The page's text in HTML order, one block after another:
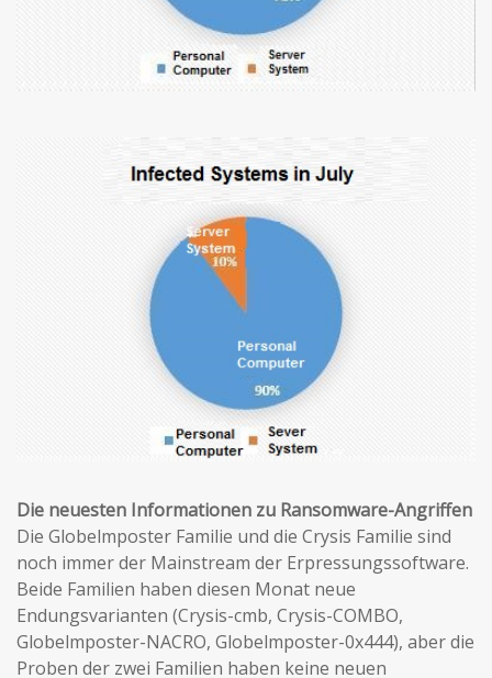
Die neuesten Informationen zu Ransomware-Angriffen
Die Globelmposter Familie und die Crysis Familie sind
noch immer der Mainstream der Erpressungssoftware.
Beide Familien haben diesen Monat neue
Endungsvarianten (Crysis-cmb, Crysis-COMBO,
Globelmposter-NACRO, Globelmposter-0x444), aber die
Proben der zwei Familien haben keine neuen